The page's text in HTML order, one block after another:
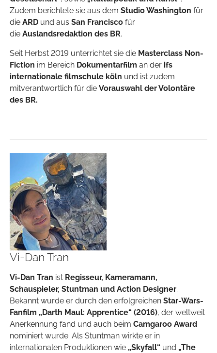
Zudem berichtete sie aus dem Studio Washington für
die ARD und aus San Francisco für
die Auslandsredaktion des BR.
Seit Herbst 2019 unterrichtet sie die Masterclass Non-
Fiction im Bereich Dokumentarfilm an der ifs
internationale filmschule köln und ist zudem
mitverantwortlich für die Vorauswahl der Volontäre
des BR.
Vi-Dan Tran
Vi-Dan Tran ist Regisseur, Kameramann,
Schauspieler, Stuntman und Action Designer.
Bekannt wurde er durch den erfolgreichen Star-Wars-
Fanfilm „Darth Maul: Apprentice“ (2016), der weltweit
Anerkennung fand und auch beim Camgaroo Award
nominiert wurde. Als Stuntman wirkte er in
internationalen Produktionen wie „Skyfall“ und „The